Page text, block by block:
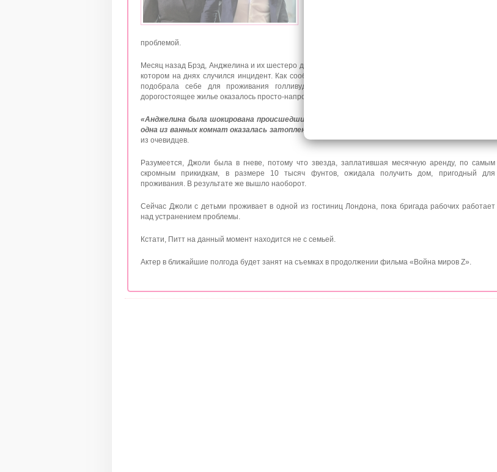
проблемой.
Месяц назад Брэд, Анджелина и их шестеро детей переехали в арендованный особняк в Лондоне, в
котором на днях случился инцидент. Как сообщили зарубежные СМИ, в старинном доме, который
подобрала себе для проживания голливудская чета, прорвало канализацию. В результате
дорогостоящее жилье оказалось просто-напросто затоплено сточными водами!
«Анджелина была шокирована происшедшим. Дом сильно пострадал в результате аварии —
одна из ванных комнат оказалась затоплена, не говоря уже об «аромате»!»
из очевидцев.
Разумеется, Джоли была в гневе, потому что звезда, заплатившая месячную аренду, по самым
скромным прикидкам, в размере 10 тысяч фунтов, ожидала получить дом, пригодный для
проживания. В результате же вышло наоборот.
Сейчас Джоли с детьми проживает в одной из гостиниц Лондона, пока бригада рабочих работает
над устранением проблемы.
Кстати, Питт на данный момент находится не с семьей.
Актер в ближайшие полгода будет занят на съемках в продолжении фильма «Война миров Z».